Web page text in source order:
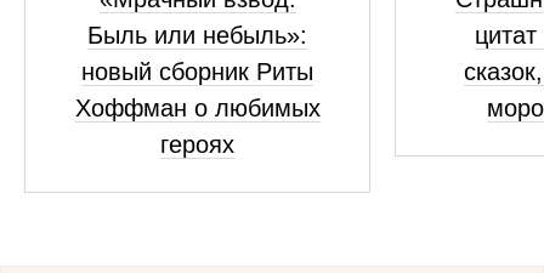
Быль или небыль»:
новый сборник Риты
Хоффман о любимых
героях
цитат